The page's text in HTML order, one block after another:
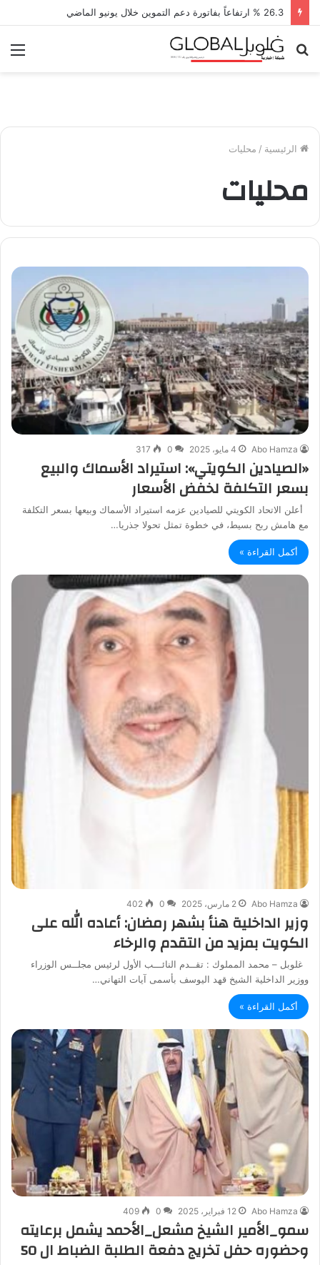
26.3 % ارتفاعاً بفاتورة دعم التموين خلال يونيو الماضي
بحث
الرئيسية / محليات
محليات
Abo Hamza 4 مايو، 2025 0
317
«الصيادين الكويتي»: استيراد الأسماك والبيع
بسعر التكلفة لخفض الأسعار
أعلن الاتحاد الكويتي للصيادين عزمه استيراد الأسماك وبيعها بسعر التكلفة
مع هامش ربح بسيط، في خطوة تمثل تحولا جذريا…
أكمل القراءة »
Abo Hamza 2 مارس، 2025 0
402
وزير الداخلية هنأ بشهر رمضان: أعاده الله على
الكويت بمزيد من التقدم والرخاء
غلوبل – محمد المملوك : تقــدم النائـــب الأول لرئيس مجلــس الوزراء
ووزير الداخلية الشيخ قهد اليوسف بأسمى آيات التهاني…
أكمل القراءة »
Abo Hamza 12 فبراير، 2025 0
409
سمو_الأمير الشيخ مشعل_الأحمد يشمل برعايته
وحضوره حفل تخريج دفعة الطلبة الضباط ال 50